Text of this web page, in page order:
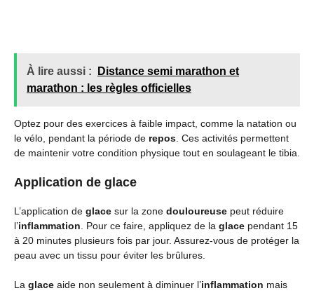
À lire aussi :
Distance semi marathon et
marathon : les règles officielles
Optez pour des exercices à faible impact, comme la natation ou
le vélo, pendant la période de repos . Ces activités permettent
de maintenir votre condition physique tout en soulageant le tibia.
Application de glace
L’application de glace sur la zone douloureuse peut réduire
l’inflammation . Pour ce faire, appliquez de la glace pendant 15
à 20 minutes plusieurs fois par jour. Assurez-vous de protéger la
peau avec un tissu pour éviter les brûlures.
La glace aide non seulement à diminuer l’inflammation mais